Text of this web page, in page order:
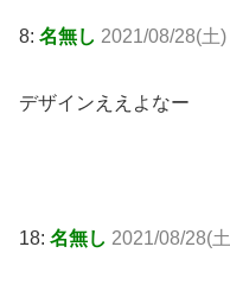
8: 名無し 2021/08/28(土
デザインええよなー
18: 名無し 2021/08/28(